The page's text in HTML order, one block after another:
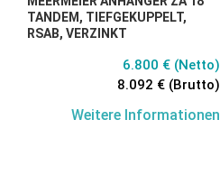
TANDEM, TIEFGEKUPPELT,
RSAB, VERZINKT
6.800 € (Netto)
8.092 € (Brutto)
Weitere Informationen